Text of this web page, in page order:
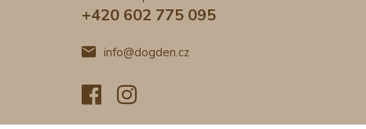
+420 602 775 095
info@dogden.cz